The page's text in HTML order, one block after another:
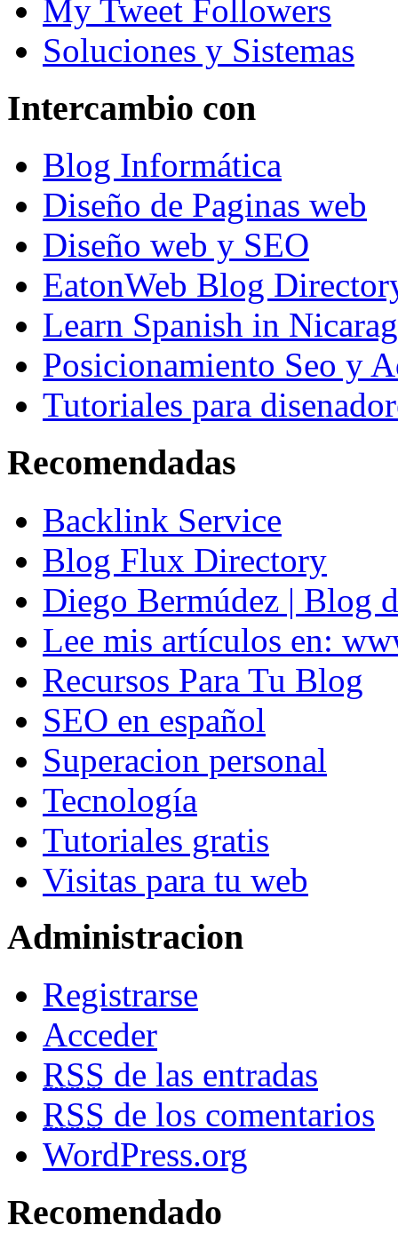
My Tweet Followers
Soluciones y Sistemas
Intercambio con
Blog Informática
Diseño de Paginas web
Diseño web y SEO
EatonWeb Blog
Learn Spanish in
Posicionamiento Seo y
Tutoriales para
Recomendadas
Backlink Service
Blog Flux Directory
Diego Bermúdez | Blog
Lee mis artículos en:
Recursos Para Tu Blog
SEO en español
Superacion personal
Tecnología
Tutoriales gratis
Visitas para tu web
Administracion
Registrarse
Acceder
RSS de las entradas
RSS de los comentarios
WordPress.org
Recomendado